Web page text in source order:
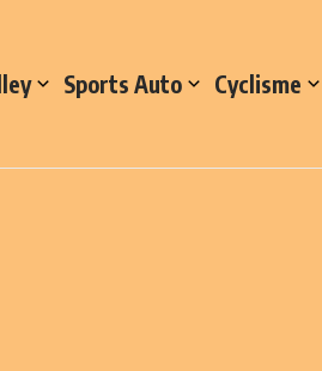
Sports Auto Cyclisme